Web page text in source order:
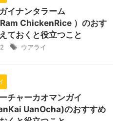
イナンタラーム
ChickenRice ）のおす
ておくと役立つこと
ウアライ
チャーカオマンガイ
UanOcha)のおすすめ